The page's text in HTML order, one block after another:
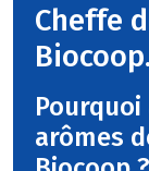
Cheffe
Biocoop.
arômes